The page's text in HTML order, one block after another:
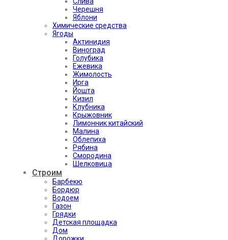
Черешня
Яблони
Химические средства
Ягоды
Актинидия
Виноград
Голубика
Ежевика
Жимолость
Ирга
Йошта
Кизил
Клубника
Крыжовник
Лимонник китайский
Малина
Облепиха
Рябина
Смородина
Шелковица
Строим
Барбекю
Бордюр
Водоем
Газон
Грядки
Детская площадка
Дом